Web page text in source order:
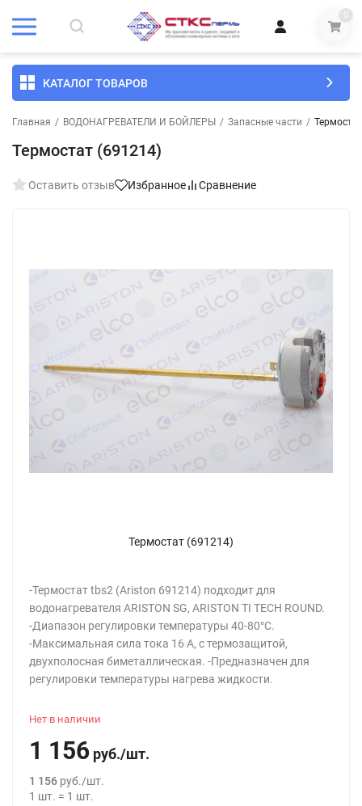
0
КАТАЛОГ ТОВАРОВ
Главная / ВОДОНАГРЕВАТЕЛИ И БОЙЛЕРЫ / Запасные части /
Термостат (691214)
Оставить отзыв Избранное Сравнение
Термостат (691214)
-Термостат tbs2 (Ariston 691214) подходит для
водонагревателя ARISTON SG, ARISTON TI TECH ROUND.
-Диапазон регулировки температуры 40-80°С.
-Максимальная сила тока 16 А, с термозащитой,
двухполосная биметаллическая. -Предназначен для
регулировки температуры нагрева жидкости.
Нет в наличии
1 156 руб./шт.
1 156 руб./шт.
1 шт. = 1 шт.